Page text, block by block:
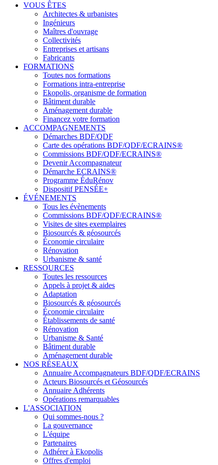
VOUS ÊTES
Architectes & urbanistes
Ingénieurs
Maîtres d'ouvrage
Collectivités
Entreprises et artisans
Fabricants
FORMATIONS
Toutes nos formations
Formations intra-entreprise
Ekopolis, organisme de formation
Bâtiment durable
Aménagement durable
Financez votre formation
ACCOMPAGNEMENTS
Démarches BDF/QDF
Carte des opérations BDF/QDF/ECRAINS®
Commissions BDF/QDF/ECRAINS®
Devenir Accompagnateur
Démarche ECRAINS®
Programme ÉduRénov
Dispositif PENSÉE+
ÉVÉNEMENTS
Tous les évènements
Commissions BDF/QDF/ECRAINS®
Visites de sites exemplaires
Biosourcés & géosourcés
Économie circulaire
Rénovation
Urbanisme & santé
RESSOURCES
Toutes les ressources
Appels à projet & aides
Adaptation
Biosourcés & géosourcés
Économie circulaire
Établissements de santé
Rénovation
Urbanisme & Santé
Bâtiment durable
Aménagement durable
NOS RÉSEAUX
Annuaire Accompagnateurs BDF/QDF/ECRAINS
Acteurs Biosourcés et Géosourcés
Annuaire Adhérents
Opérations remarquables
L'ASSOCIATION
Qui sommes-nous ?
La gouvernance
L'équipe
Partenaires
Adhérer à Ekopolis
Offres d'emploi